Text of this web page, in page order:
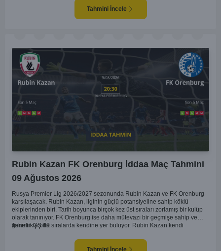
olasıdır. İki takımın da gol atma potansiyeli yüksek olduğu için karşılıklı
Tahmini İncele
Rubin Kazan FK Orenburg İddaa Maç Tahmini
09 Ağustos 2026
Rusya Premier Lig 2026/2027 sezonunda Rubin Kazan ve FK Orenburg
karşılaşacak. Rubin Kazan, liginin güçlü potansiyeline sahip köklü
ekiplerinden biri. Tarih boyunca birçok kez üst sıraları zorlamış bir kulüp
olarak tanınıyor. FK Orenburg ise daha mütevazı bir geçmişe sahip ve
genellikle orta sıralarda kendine yer buluyor. Rubin Kazan kendi
gösteriyor. Toparlayacak olursak bu maçta ev sahibi ekibin bir adım önde
Tahmin ÇŞ 10
Tahmini İncele